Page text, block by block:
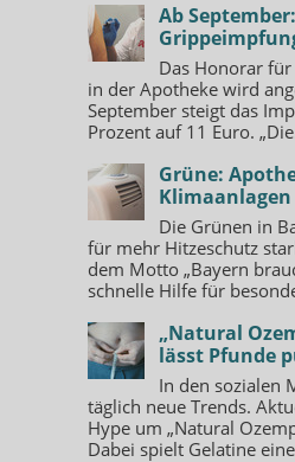
Ab
Das Honorar
in der Apotheke wird
September steigt das
Prozent auf 11 Euro.
Grüne:
Klimaanlagen
Die Grünen in
für mehr Hitzeschutz
dem Motto „Bayern
schnelle Hilfe für
„Natural
lässt Pfunde
In den sozialen
täglich neue Trends.
Hype um „Natural
Dabei spielt Gelatine